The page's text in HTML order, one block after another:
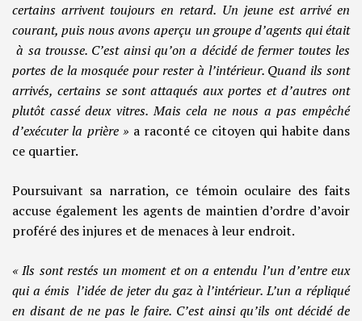
certains arrivent toujours en retard. Un jeune est arrivé en
courant, puis nous avons aperçu un groupe d’agents qui était
à sa trousse. C’est ainsi qu’on a décidé de fermer toutes les
portes de la mosquée pour rester à l’intérieur. Quand ils sont
arrivés, certains se sont attaqués aux portes et d’autres ont
plutôt cassé deux vitres. Mais cela ne nous a pas empêché
d’exécuter la prière » a raconté ce citoyen qui habite dans
ce quartier.
Poursuivant sa narration, ce témoin oculaire des faits
accuse également les agents de maintien d’ordre d’avoir
proféré des injures et de menaces à leur endroit.
« Ils sont restés un moment et on a entendu l’un d’entre eux
qui a émis l’idée de jeter du gaz à l’intérieur. L’un a répliqué
en disant de ne pas le faire. C’est ainsi qu’ils ont décidé de